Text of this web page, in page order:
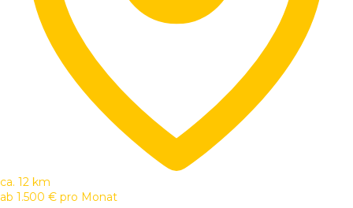
ca. 12 km
ab 1.500 € pro Monat